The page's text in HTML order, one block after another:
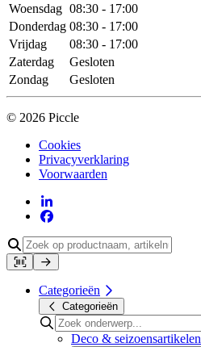
Woensdag 08:30 - 17:00
Donderdag 08:30 - 17:00
Vrijdag
08:30 - 17:00
Zaterdag
Gesloten
Zondag
Gesloten
© 2026 Piccle
Cookies
Privacyverklaring
Voorwaarden
Categorieën
Categorieën
Deco & seizoensartikelen